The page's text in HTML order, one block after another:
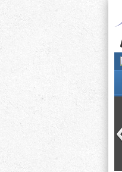
EXPERIENCIA